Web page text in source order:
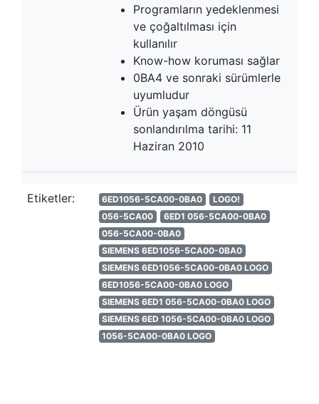
Programların yedeklenmesi
ve çoğaltılması için
kullanılır
Know-how koruması sağlar
0BA4 ve sonraki sürümlerle
uyumludur
Ürün yaşam döngüsü
sonlandırılma tarihi: 11
Haziran 2010
Etiketler: 6ED1056-5CA00-0BA0
LOGO!
056-5CA00
6ED1 056-5CA00-0BA0
056-5CA00-0BA0
SIEMENS 6ED1056-5CA00-0BA0
SIEMENS 6ED1056-5CA00-0BA0 LOGO
6ED1056-5CA00-0BA0 LOGO
SIEMENS 6ED1 056-5CA00-0BA0 LOGO
SIEMENS 6ED 1056-5CA00-0BA0 LOGO
1056-5CA00-0BA0 LOGO